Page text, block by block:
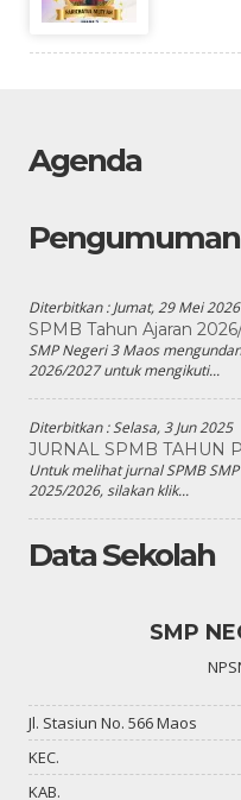
Agenda
Pengumuman
Diterbitkan :Jumat, 29 Mei 2026
SPMB Tahun Ajaran
SMP Negeri 3 Maos
2026/2027 untuk mengikuti...
Diterbitkan :Selasa, 3 Jun 2025
JURNAL SPMB TAHUN
Untuk melihat jurnal SPMB
2025/2026, silakan klik...
Data Sekolah
SMP
Jl. Stasiun No. 566 Maos
KEC.
KAB.